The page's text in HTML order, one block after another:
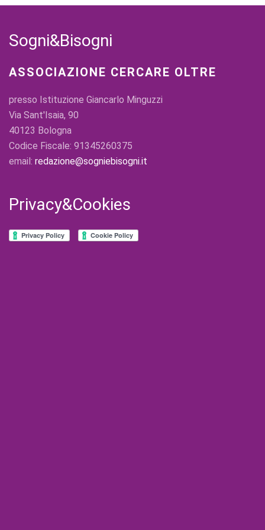
Sogni&Bisogni
ASSOCIAZIONE CERCARE OLTRE
presso Istituzione Giancarlo Minguzzi
Via Sant'Isaia, 90
40123 Bologna
Codice Fiscale: 91345260375
email: redazione@sogniebisogni.it
Privacy&Cookies